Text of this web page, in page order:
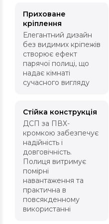
Приховане
кріплення
Елегантний дизайн
без видимих кріпежів
створює ефект
парячої полиці, що
надає кімнаті
сучасного вигляду
Стійка конструкція
ДСП за ПВХ-
кромкою забезпечує
надійність і
довговічність.
Полиця витримує
помірні
навантаження та
практична в
повсякденному
використанні